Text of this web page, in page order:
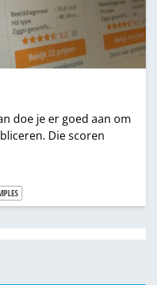
doe je er goed aan om
Die scoren